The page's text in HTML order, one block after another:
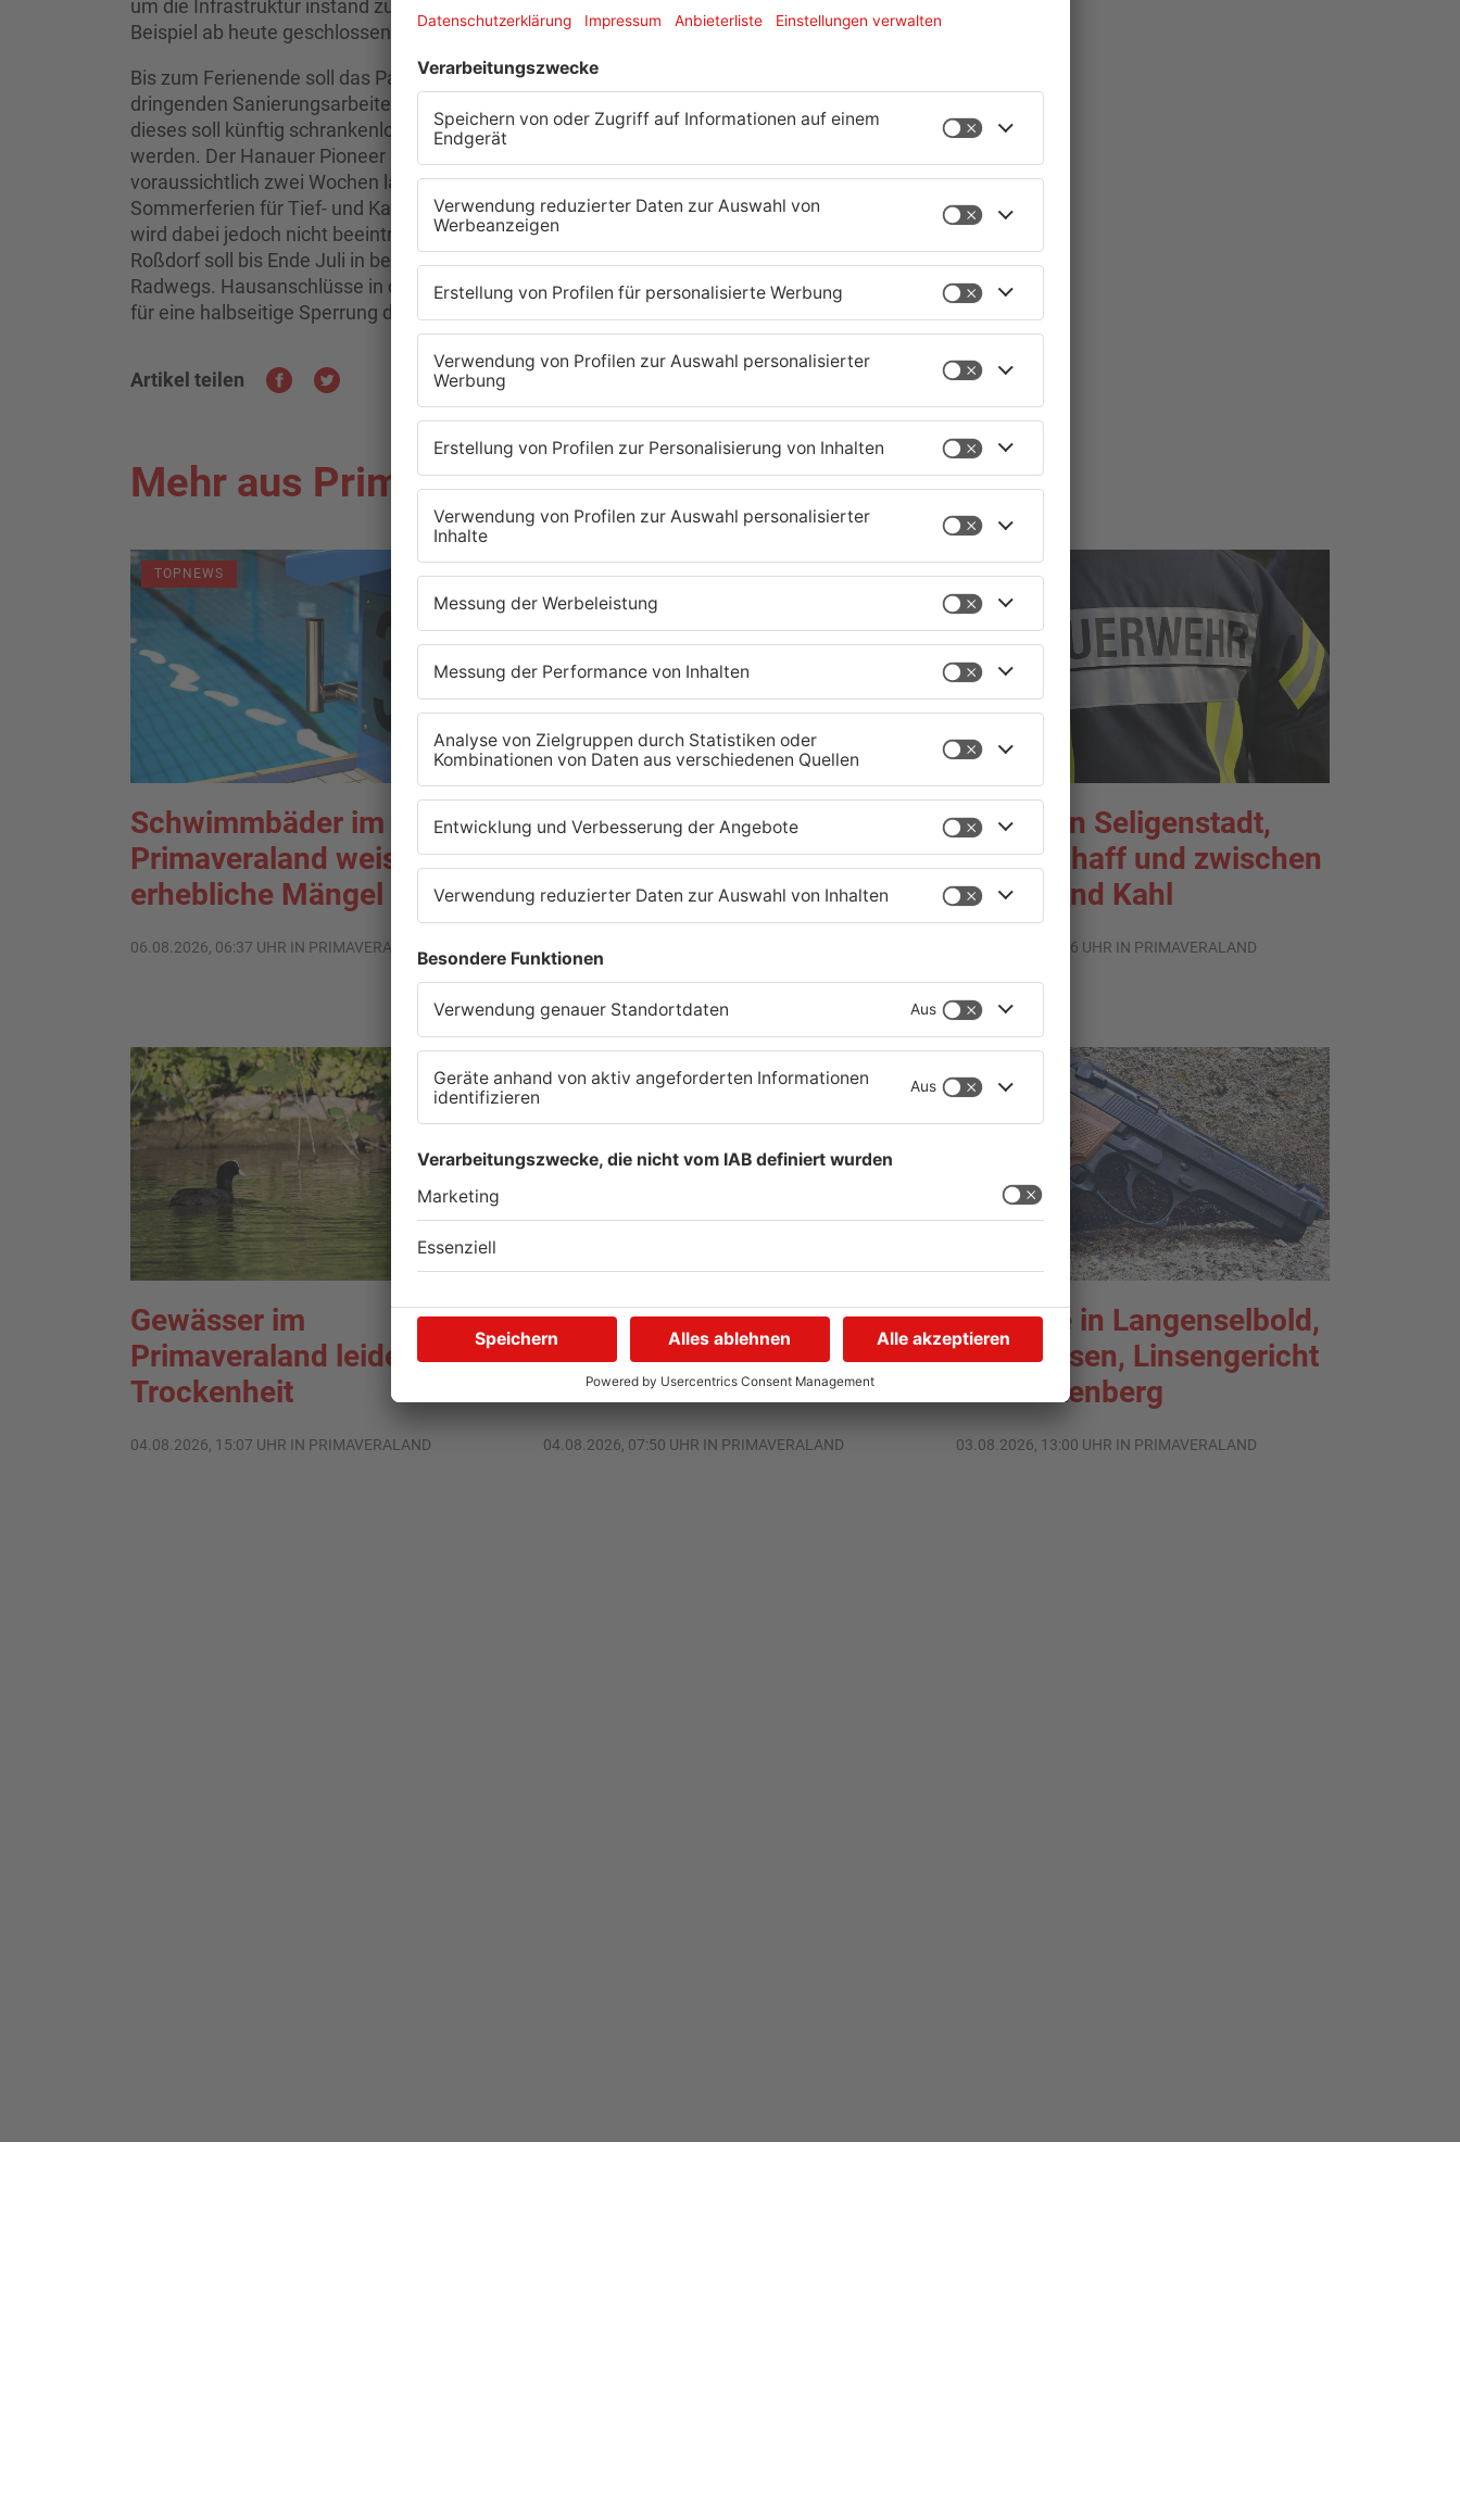
um die Infrastruktur instand zu setzen. Das Parkhaus Nürnberger Straße in Hanau ist zum
Beispiel ab heute geschlossen.
Bis zum Ferienende soll das Parkhaus umgebaut werden. Grund dafür sind nicht nur die
dringenden Sanierungsarbeiten an den Abwasserrinnen, sondern auch das Parksystem –
dieses soll künftig schrankenlos funktionieren. Die Einfahrt soll dafür auf eine Spur verengt
werden. Der Hanauer Pioneer Park wird wegen Arbeiten an der Stromleitung
voraussichtlich zwei Wochen lang voll gesperrt sein. In Dietzenbach werden die
Sommerferien für Tief- und Kanalbauarbeiten am Kindäcker Weg genutzt. Der Busverkehr
wird dabei jedoch nicht beeinträchtigt. Die Landstraße zwischen Bruchköbel-Nord und
Roßdorf soll bis Ende Juli in beide Richtungen gesperrt bleiben. Der Grund ist der Bau eines
Radwegs. Hausanschlüsse in der Bruchköbeler Hauptstraße und im Seewiesenring sorgen
für eine halbseitige Sperrung der jeweiligen Straße.
Artikel teilen
Mehr aus Primaveraland
TOPNEWS
Schwimmbäder im
Primaveraland weisen teils
erhebliche Mängel auf
06.08.2026, 06:37 UHR IN PRIMAVERALAND
TOPNEWS
Waldbrandgefahr im
Primaveraland bleibt
weiterhin sehr hoch
TOPNEWS
Brände in Seligenstadt,
Waldaschaff und zwischen
Hanau und Kahl
05.08.2026, 06:36 UHR IN PRIMAVERALAND
Gewässer im
Primaveraland leiden unter
Trockenheit
04.08.2026, 15:07 UHR IN PRIMAVERALAND
TOPNEWS
Kliniken im Primaveraland
melden mehr Patienten
durch Hitze
04.08.2026, 07:50 UHR IN PRIMAVERALAND
Schüsse in Langenselbold,
Gelnhausen, Linsengericht
und Miltenberg
03.08.2026, 13:00 UHR IN PRIMAVERALAND